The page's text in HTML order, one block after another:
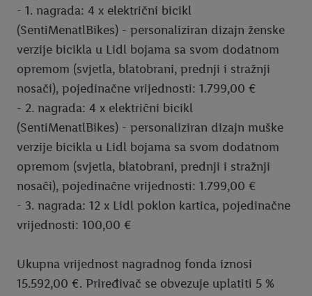
- 1. nagrada: 4 x električni bicikl
(SentiMenatlBikes) - personaliziran dizajn ženske
verzije bicikla u Lidl bojama sa svom dodatnom
opremom (svjetla, blatobrani, prednji i stražnji
nosači), pojedinačne vrijednosti: 1.799,00 €
- 2. nagrada: 4 x električni bicikl
(SentiMenatlBikes) - personaliziran dizajn muške
verzije bicikla u Lidl bojama sa svom dodatnom
opremom (svjetla, blatobrani, prednji i stražnji
nosači), pojedinačne vrijednosti: 1.799,00 €
- 3. nagrada: 12 x Lidl poklon kartica, pojedinačne
vrijednosti: 100,00 €
Ukupna vrijednost nagradnog fonda iznosi
15.592,00 €. Priređivač se obvezuje uplatiti 5 %